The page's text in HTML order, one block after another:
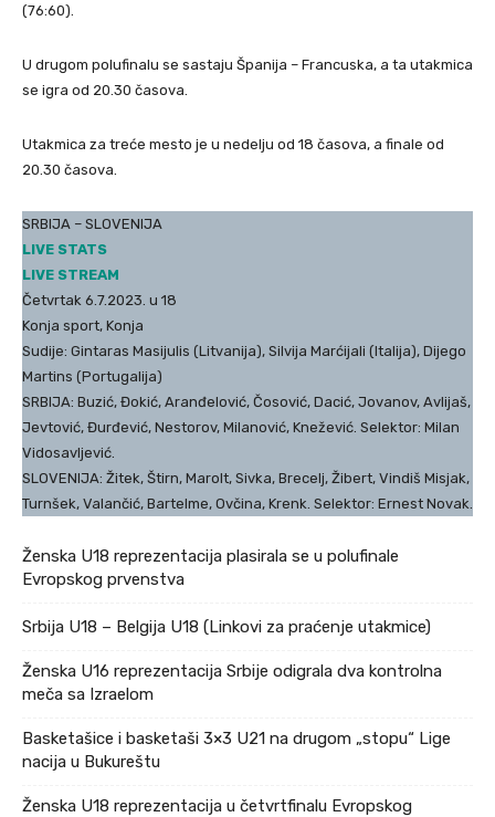
(76:60).
U drugom polufinalu se sastaju Španija – Francuska, a ta utakmica
se igra od 20.30 časova.
Utakmica za treće mesto je u nedelju od 18 časova, a finale od
20.30 časova.
SRBIJA – SLOVENIJA
LIVE STATS
LIVE STREAM
Četvrtak 6.7.2023. u 18
Konja sport, Konja
Sudije: Gintaras Masijulis (Litvanija), Silvija Marćijali (Italija), Dijego
Martins (Portugalija)
SRBIJA: Buzić, Đokić, Aranđelović, Čosović, Dacić, Jovanov, Avlijaš,
Jevtović, Đurđević, Nestorov, Milanović, Knežević. Selektor: Milan
Vidosavljević.
SLOVENIJA: Žitek, Štirn, Marolt, Sivka, Brecelj, Žibert, Vindiš Misjak,
Turnšek, Valančić, Bartelme, Ovčina, Krenk. Selektor: Ernest Novak.
Ženska U18 reprezentacija plasirala se u polufinale
Evropskog prvenstva
Srbija U18 – Belgija U18 (Linkovi za praćenje utakmice)
Ženska U16 reprezentacija Srbije odigrala dva kontrolna
meča sa Izraelom
Basketašice i basketaši 3×3 U21 na drugom „stopu“ Lige
nacija u Bukureštu
Ženska U18 reprezentacija u četvrtfinalu Evropskog